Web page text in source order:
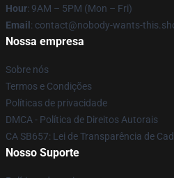
Hour: 9AM – 5PM (Mon – Fri)
Email : contact@nobody-wants-
Nossa empresa
Sobre nós
Termos e Condições
Políticas de privacidade
DMCA - Política de Direitos Autorais
CA SB657: Lei de Transparência de
Nosso Suporte